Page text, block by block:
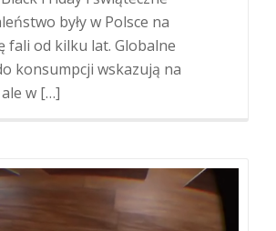
były w Polsce na
fali od kilku lat. Globalne
konsumpcji wskazują na
w […]